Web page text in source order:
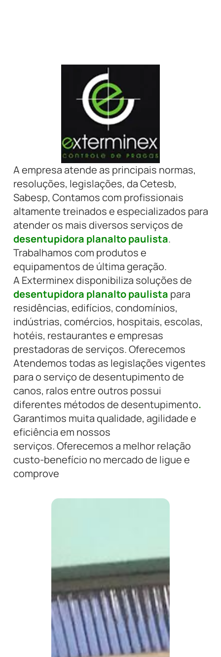
A empresa atende as principais normas,
resoluções, legislações, da Cetesb,
Sabesp, Contamos com profissionais
altamente treinados e especializados para
atender os mais diversos serviços de
desentupidora planalto paulista.
Trabalhamos com produtos e
equipamentos de última geração.
A Exterminex disponibiliza soluções de
desentupidora planalto paulista para
residências, edifícios, condomínios,
indústrias, comércios, hospitais, escolas,
hotéis, restaurantes e empresas
prestadoras de serviços. Oferecemos
Atendemos todas as legislações vigentes
para o serviço de desentupimento de
canos, ralos entre outros possui
diferentes métodos de desentupimento.
Garantimos muita qualidade, agilidade e
eficiência em nossos
serviços. Oferecemos a melhor relação
custo-benefício no mercado de ligue e
comprove